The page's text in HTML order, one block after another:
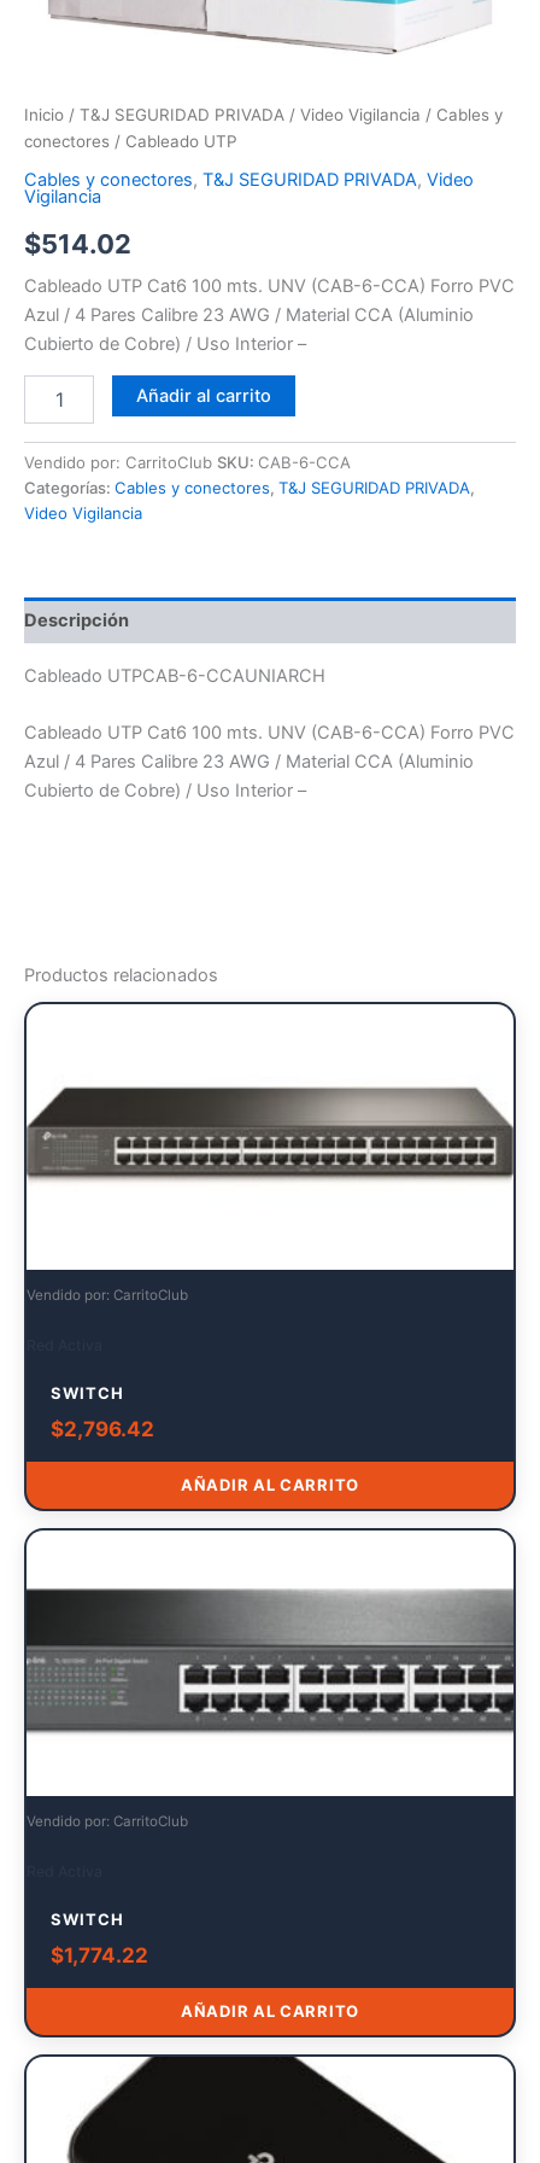
Inicio / T&J SEGURIDAD PRIVADA / Video Vigilancia / Cables y
conectores / Cableado UTP
Cables y conectores, T&J SEGURIDAD PRIVADA, Video
Vigilancia
$514.02
Cableado UTP Cat6 100 mts. UNV (CAB-6-CCA) Forro PVC
Azul / 4 Pares Calibre 23 AWG / Material CCA (Aluminio
Cubierto de Cobre) / Uso Interior –
Añadir al carrito
Vendido por: CarritoClub SKU: CAB-6-CCA
Categorías: Cables y conectores, T&J SEGURIDAD PRIVADA,
Video Vigilancia
Descripción
Cableado UTPCAB-6-CCAUNIARCH
Cableado UTP Cat6 100 mts. UNV (CAB-6-CCA) Forro PVC
Azul / 4 Pares Calibre 23 AWG / Material CCA (Aluminio
Cubierto de Cobre) / Uso Interior –
Productos relacionados
Vendido por: CarritoClub
SWITCH
$2,796.42
AÑADIR AL CARRITO
Vendido por: CarritoClub
SWITCH
$1,774.22
AÑADIR AL CARRITO